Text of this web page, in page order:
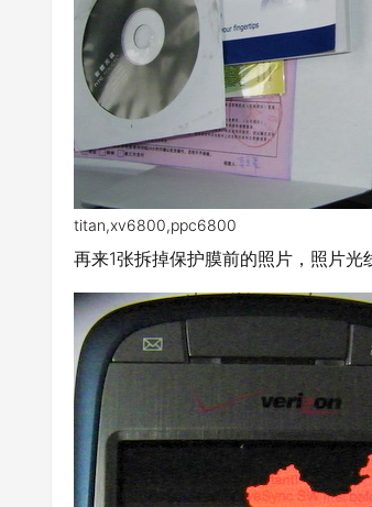
titan,xv6800,ppc6800
再来1张拆掉保护膜前的照片，照片光